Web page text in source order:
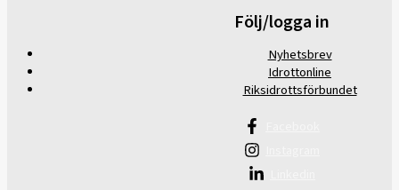
Följ/logga in
Nyhetsbrev
Idrottonline
Riksidrottsförbundet